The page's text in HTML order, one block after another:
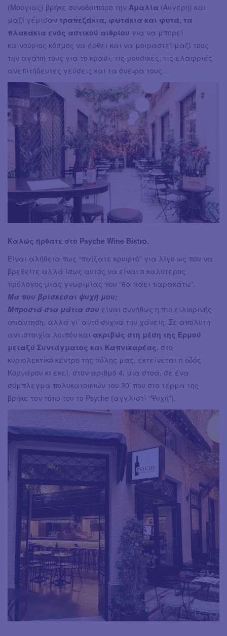
(Μούγιας) βρήκε συνοδοιπόρο την Αμαλία (Αυγέρη) και
μαζί γέμισαν τραπεζάκια, φωτάκια και φυτά, τα
πλακάκια ενός αστικού αιθρίου για να μπορεί
καινούριος κόσμος να έρθει και να μοιραστεί μαζί τους
την αγάπη τους για το κρασί, τις μουσικές, τις ελαφριές
ανεπιτήδευτες γεύσεις και τα όνειρα τους…
Καλώς ήρθατε στο Psyche Wine Bistro.
Είναι αλήθεια πως “παίξατε κρυφτό” για λίγο ως που να
βρεθείτε αλλά ίσως αυτός να είναι ο καλύτερος
πρόλογος μιας γνωριμίας που “θα πάει παρακάτω”.
Μα που βρίσκεσαι ψυχή μου;
Μπροστά στα μάτια σου είναι συνήθως η πιο ειλικρινής
απάντηση, αλλά γι’ αυτό συχνά την χάνεις. Σε απόλυτη
αντιστοιχία λοιπόν και ακριβώς στη μέση της Ερμού
μεταξύ Συντάγματος και Καπνικαρέας, στο
κυριολεκτικό κέντρο της πόλης μας, εκτείνεται η οδός
Κορνάρου κι εκεί, στον αριθμό 4, μια στοά, σε ένα
σύμπλεγμα πολυκατοικιών του 30’ που στο τέρμα της
βρήκε τον τόπο του το Psyche (αγγλιστί “Ψυχή”).